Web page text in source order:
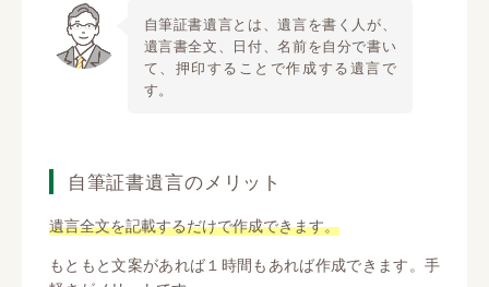
自筆証書遺言とは、遺言を書く人が、
遺言書全文、日付、名前を自分で書い
て、押印することで作成する遺言で
す。
自筆証書遺言のメリット
遺言全文を記載するだけで作成できます。
もともと文案があれば１時間もあれば作成できます。手